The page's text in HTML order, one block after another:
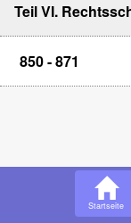
Teil VI.
850 - 871
Startseite